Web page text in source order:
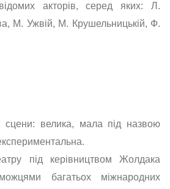
акторів, серед яких: Л.
М. Ужвій, М. Крушельницькій, Ф.
сцени: велика, мала під назвою
під керівництвом Жолдака
багатьох міжнародних